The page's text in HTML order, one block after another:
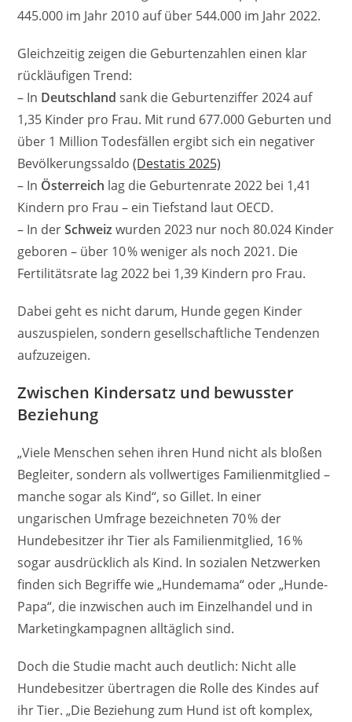
445.000 im Jahr 2010 auf über 544.000 im Jahr 2022.
Gleichzeitig zeigen die Geburtenzahlen einen klar
rückläufigen Trend:
– In Deutschland sank die Geburtenziffer 2024 auf
1,35 Kinder pro Frau. Mit rund 677.000 Geburten und
über 1 Million Todesfällen ergibt sich ein negativer
Bevölkerungssaldo(Destatis 2025)
– In Österreich lag die Geburtenrate 2022 bei 1,41
Kindern pro Frau – ein Tiefstand laut OECD.
– In derSchweiz wurden 2023 nur noch 80.024 Kinder
geboren – über 10 % weniger als noch 2021. Die
Fertilitätsrate lag 2022 bei 1,39 Kindern pro Frau.
Dabei geht es nicht darum, Hunde gegen Kinder
auszuspielen, sondern gesellschaftliche Tendenzen
aufzuzeigen.
Zwischen Kindersatz und bewusster
Beziehung
„Viele Menschen sehen ihren Hund nicht als bloßen
Begleiter, sondern als vollwertiges Familienmitglied –
manche sogar als Kind“, so Gillet. In einer
ungarischen Umfrage bezeichneten 70 % der
Hundebesitzer ihr Tier als Familienmitglied, 16 %
sogar ausdrücklich als Kind. In sozialen Netzwerken
finden sich Begriffe wie „Hundemama“ oder „Hunde-
Papa“, die inzwischen auch im Einzelhandel und in
Marketingkampagnen alltäglich sind.
Doch die Studie macht auch deutlich: Nicht alle
Hundebesitzer übertragen die Rolle des Kindes auf
ihr Tier. „Die Beziehung zum Hund ist oft komplex,